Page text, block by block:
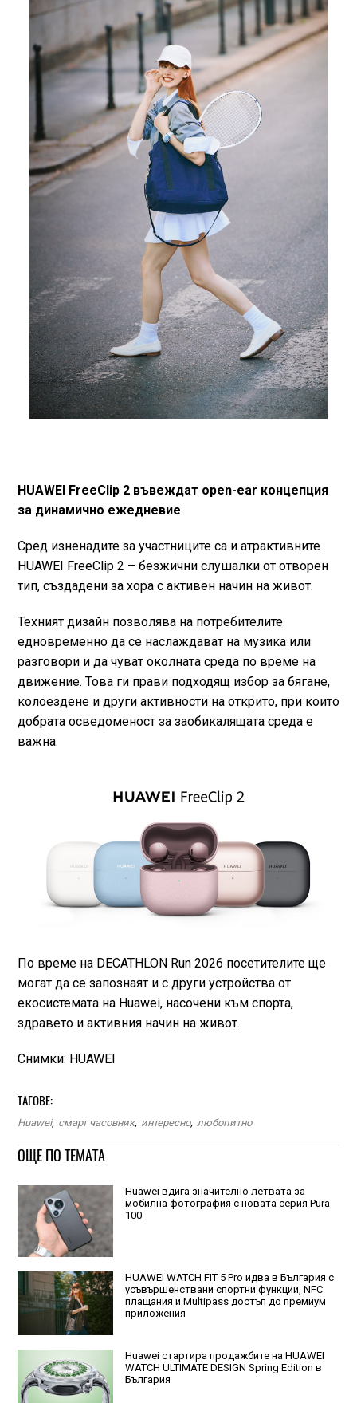
HUAWEI FreeClip 2 въвеждат open-ear концепция
за динамично ежедневие
Сред изненадите за участниците са и атрактивните
HUAWEI FreeClip 2 – безжични слушалки от отворен
тип, създадени за хора с активен начин на живот.
Техният дизайн позволява на потребителите
едновременно да се наслаждават на музика или
разговори и да чуват околната среда по време на
движение. Това ги прави подходящ избор за бягане,
колоездене и други активности на открито, при които
добрата осведоменост за заобикалящата среда е
важна.
По време на DECATHLON Run 2026 посетителите ще
могат да се запознаят и с други устройства от
екосистемата на Huawei, насочени към спорта,
здравето и активния начин на живот.
Снимки: HUAWEI
ТАГОВЕ:
Huawei, смарт часовник, интересно, любопитно
ОЩЕ ПО ТЕМАТА
Huawei вдига значително летвата за
мобилна фотография с новата серия Pura
100
HUAWEI WATCH FIT 5 Pro идва в България с
усъвършенствани спортни функции, NFC
плащания и Multipass достъп до премиум
приложения
Huawei стартира продажбите на HUAWEI
WATCH ULTIMATE DESIGN Spring Edition в
България